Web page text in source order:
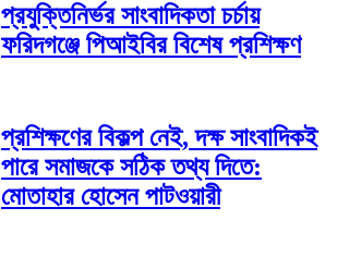
প্রযুক্তিনির্ভর সাংবাদিকতা চর্চায়
ফরিদগঞ্জে পিআইবির বিশেষ প্রশিক্ষণ
প্রশিক্ষণের বিকল্প নেই, দক্ষ সাংবাদিকই
পারে সমাজকে সঠিক তথ্য দিতে:
মোতাহার হোসেন পাটওয়ারী